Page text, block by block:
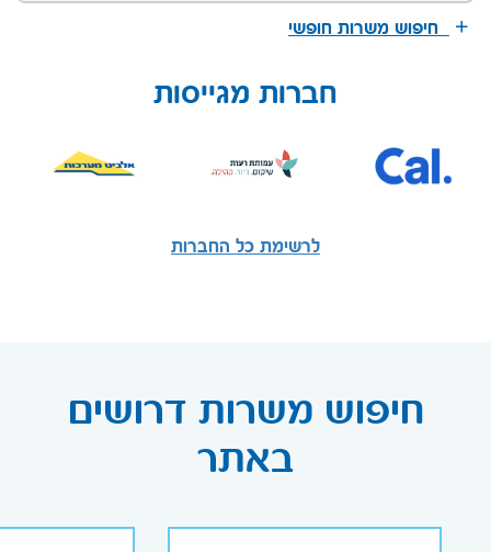
חיפוש משרות חופשי
חברות מגייסות
לרשימת כל החברות
חיפוש משרות דרושים
באתר